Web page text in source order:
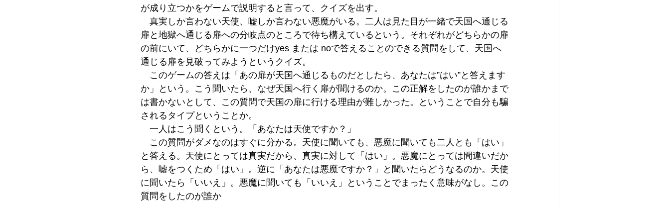
が成り立つかをゲームで説明すると言って、クイズを出す。
真実しか言わない天使、嘘しか言わない悪魔がいる。二人は見た目が一緒で天国へ通じる
扉と地獄へ通じる扉への分岐点のところで待ち構えているという。それぞれがどちらかの扉
の前にいて、どちらかに一つだけyes または noで答えることのできる質問をして、天国へ
通じる扉を見破ってみようというクイズ。
このゲームの答えは「あの扉が天国へ通じるものだとしたら、あなたは”はい”と答えます
か」という。こう聞いたら、なぜ天国へ行く扉が聞けるのか。この正解をしたのが誰かまで
は書かないとして、この質問で天国の扉に行ける理由が難しかった。ということで自分も騙
されるタイプということか。
一人はこう聞くという。「あなたは天使ですか？」
この質問がダメなのはすぐに分かる。天使に聞いても、悪魔に聞いても二人とも「はい」
と答える。天使にとっては真実だから、真実に対して「はい」。悪魔にとっては間違いだか
ら、嘘をつくため「はい」。逆に「あなたは悪魔ですか？」と聞いたらどうなるのか。天使
に聞いたら「いいえ」。悪魔に聞いても「いいえ」ということでまったく意味がなし。この
質問をしたのが誰か